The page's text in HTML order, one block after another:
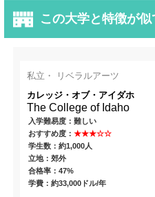
この大学と特徴が
私立・ リベラルアーツ
カレッジ・オブ・アイダホ
The College of Idaho
入学難易度：難しい
おすすめ度：★★★☆☆
学生数：約1,000人
立地：郊外
合格率：47%
学費：約33,000ドル/年